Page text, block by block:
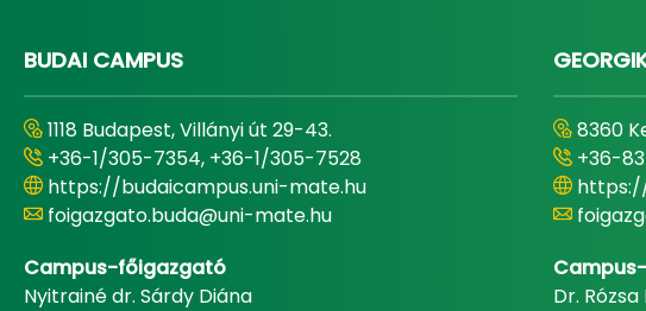
BUDAI CAMPUS
1118 Budapest, Villányi út 29-43.
+36-1/305-7354, +36-1/305-7528
https://budaicampus.uni-mate.hu
foigazgato.buda@uni-mate.hu
Campus-főigazgató
Nyitrainé dr. Sárdy Diána
8360
+36-
Dr. Rózsa